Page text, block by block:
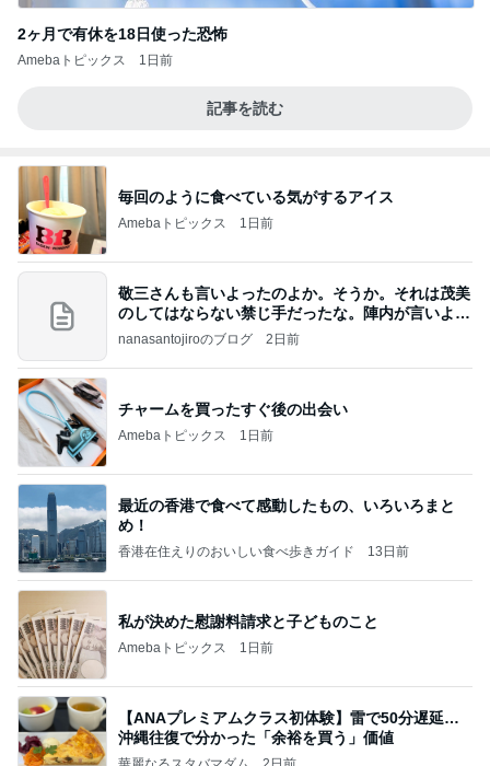
2ヶ月で有休を18日使った恐怖
Amebaトピックス 1日前
記事を読む
毎回のように食べている気がするアイス
Amebaトピックス 1日前
敬三さんも言いよったのよか。そうか。それは茂美
のしてはならない禁じ手だったな。陣内が言いよる
のよ
nanasantojiroのブログ 2日前
チャームを買ったすぐ後の出会い
Amebaトピックス 1日前
最近の香港で食べて感動したもの、いろいろまと
め！
香港在住えりのおいしい食べ歩きガイド 13日前
私が決めた慰謝料請求と子どものこと
Amebaトピックス 1日前
【ANAプレミアムクラス初体験】雷で50分遅延…
沖縄往復で分かった「余裕を買う」価値